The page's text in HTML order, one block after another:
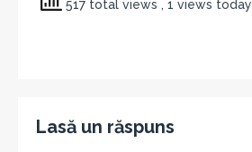
517 total views , 1 views today
Lasă un răspuns